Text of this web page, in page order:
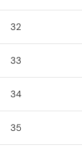
32
33
34
35